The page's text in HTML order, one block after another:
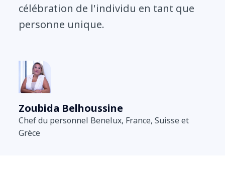
célébration de l'individu en tant que
personne unique.
Zoubida Belhoussine
Chef du personnel Benelux, France, Suisse et
Grèce